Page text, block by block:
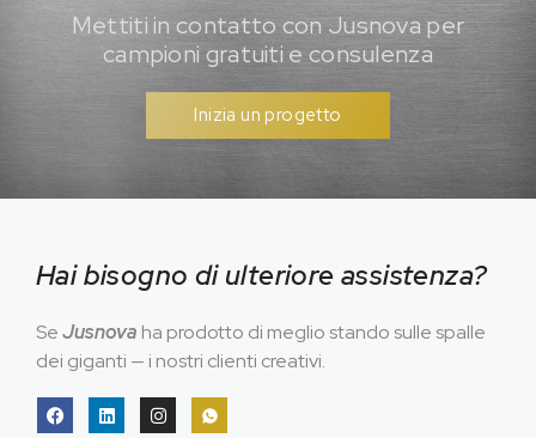
Mettiti in contatto con Jusnova per
campioni gratuiti e consulenza
Inizia un progetto
Hai bisogno di ulteriore assistenza?
SeJusnova ha prodotto di meglio stando sulle spalle
dei giganti — i nostri clienti creativi.